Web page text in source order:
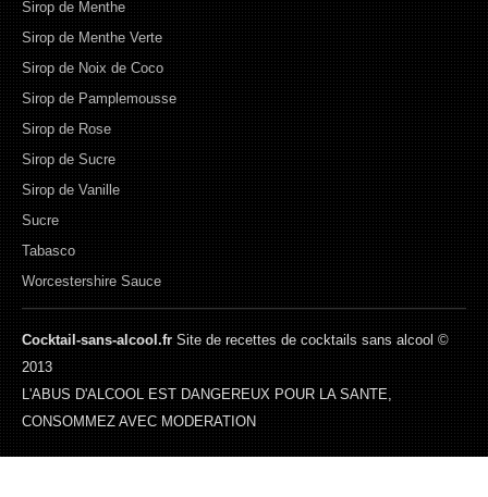
Sirop de Menthe
Sirop de Menthe Verte
Sirop de Noix de Coco
Sirop de Pamplemousse
Sirop de Rose
Sirop de Sucre
Sirop de Vanille
Sucre
Tabasco
Worcestershire Sauce
Cocktail-sans-alcool.frSite de recettes de cocktails sans alcool ©
2013
L'ABUS D'ALCOOL EST DANGEREUX POUR LA SANTE,
CONSOMMEZ AVEC MODERATION